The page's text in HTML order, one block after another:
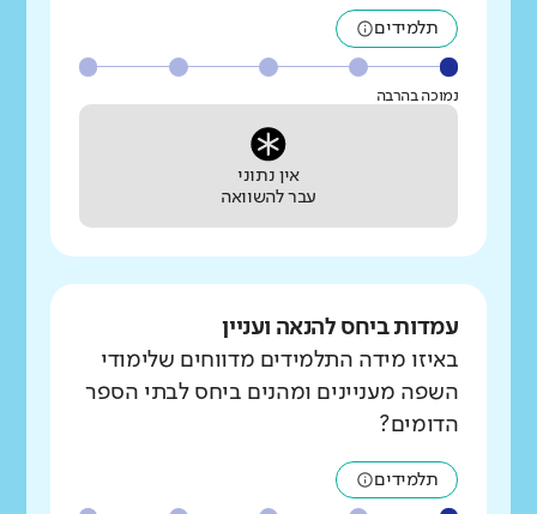
תלמידים
נמוכה בהרבה
אין נתוני
עבר להשוואה
עמדות ביחס להנאה ועניין
באיזו מידה התלמידים מדווחים שלימודי
השפה מעניינים ומהנים ביחס לבתי הספר
הדומים?
תלמידים